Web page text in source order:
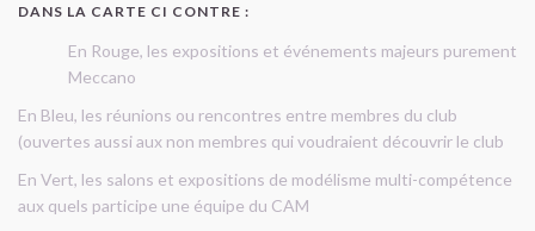
DANS LA CARTE CI CONTRE :
En Rouge, les expositions et événements majeurs purement
Meccano
En Bleu, les réunions ou rencontres entre membres du club
(ouvertes aussi aux non membres qui voudraient découvrir le club
En Vert, les salons et expositions de modélisme multi-compétence
aux quels participe une équipe du CAM